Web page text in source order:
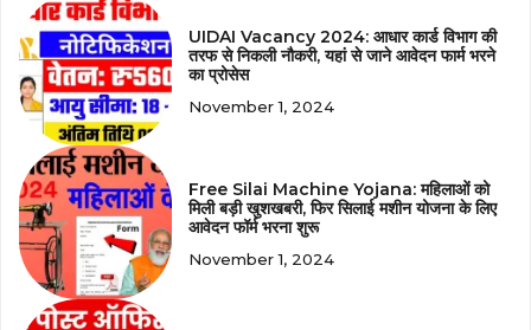
UIDAI Vacancy 2024: आधार कार्ड विभाग की
तरफ से निकली नौकरी, यहां से जाने आवेदन फार्म भरने
का प्रोसेस
November 1, 2024
Free Silai Machine Yojana: महिलाओं को
मिली बड़ी खुशखबरी, फिर सिलाई मशीन योजना के लिए
आवेदन फॉर्म भरना शुरू
November 1, 2024